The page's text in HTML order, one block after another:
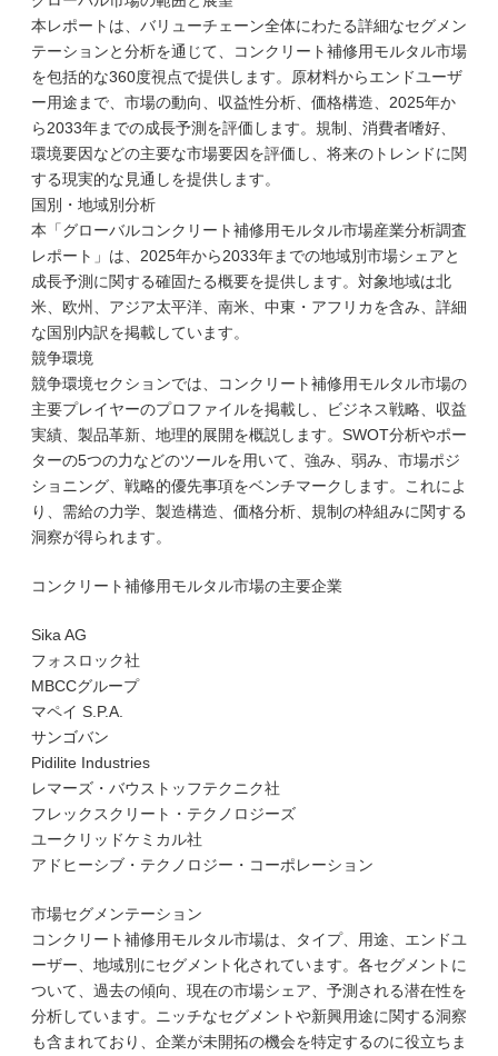
本レポートは、バリューチェーン全体にわたる詳細なセグメン
テーションと分析を通じて、コンクリート補修用モルタル市場
を包括的な360度視点で提供します。原材料からエンドユーザ
ー用途まで、市場の動向、収益性分析、価格構造、2025年か
ら2033年までの成長予測を評価します。規制、消費者嗜好、
環境要因などの主要な市場要因を評価し、将来のトレンドに関
する現実的な見通しを提供します。
国別・地域別分析
本「グローバルコンクリート補修用モルタル市場産業分析調査
レポート」は、2025年から2033年までの地域別市場シェアと
成長予測に関する確固たる概要を提供します。対象地域は北
米、欧州、アジア太平洋、南米、中東・アフリカを含み、詳細
な国別内訳を掲載しています。
競争環境
競争環境セクションでは、コンクリート補修用モルタル市場の
主要プレイヤーのプロファイルを掲載し、ビジネス戦略、収益
実績、製品革新、地理的展開を概説します。SWOT分析やポー
ターの5つの力などのツールを用いて、強み、弱み、市場ポジ
ショニング、戦略的優先事項をベンチマークします。これによ
り、需給の力学、製造構造、価格分析、規制の枠組みに関する
洞察が得られます。
コンクリート補修用モルタル市場の主要企業
Sika AG
フォスロック社
MBCCグループ
マペイ S.P.A.
サンゴバン
Pidilite Industries
レマーズ・バウストッフテクニク社
フレックスクリート・テクノロジーズ
ユークリッドケミカル社
アドヒーシブ・テクノロジー・コーポレーション
市場セグメンテーション
コンクリート補修用モルタル市場は、タイプ、用途、エンドユ
ーザー、地域別にセグメント化されています。各セグメントに
ついて、過去の傾向、現在の市場シェア、予測される潜在性を
分析しています。ニッチなセグメントや新興用途に関する洞察
も含まれており、企業が未開拓の機会を特定するのに役立ちま